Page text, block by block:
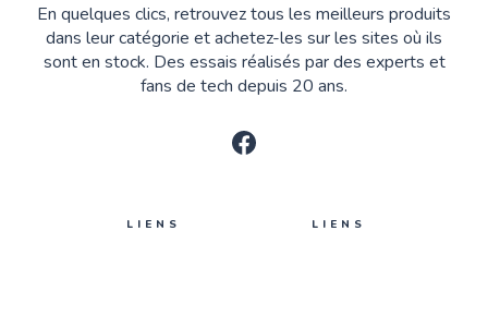
En quelques clics, retrouvez tous les meilleurs produits
dans leur catégorie et achetez-les sur les sites où ils
sont en stock. Des essais réalisés par des experts et
fans de tech depuis 20 ans.
LIENS LIENS